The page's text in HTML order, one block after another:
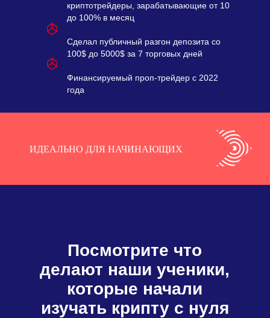
криптотрейдеры, зарабатывающие от 10
до 100% в месяц
Сделал публичный разгон депозита со
100$ до 5000$ за 7 торговых дней
Финансируемый проп-трейдер с 2022
года
ИДЕАЛЬНО ДЛЯ НАЧИНАЮЩИХ
Посмотрите что
делают наши ученики,
которые начали
изучать крипту с нуля